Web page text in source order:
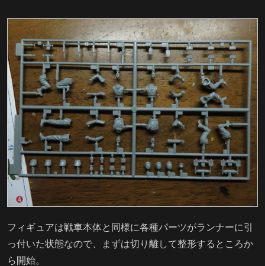
フィギュアは戦車本体と同様に各種パーツがランナーに引
っ付いた状態なので、まずは切り離して整形するところか
ら開始。